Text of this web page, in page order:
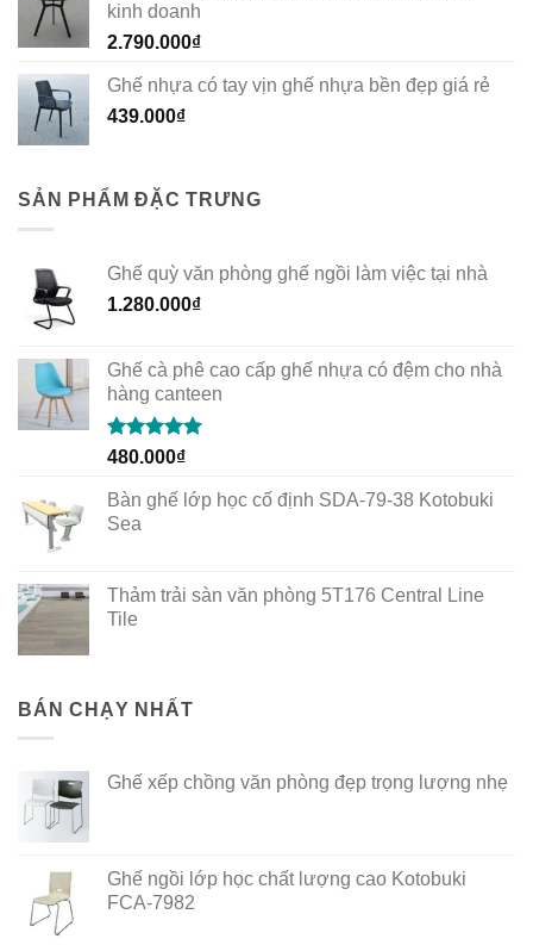
kinh doanh
2.790.000₫
Ghế nhựa có tay vịn ghế nhựa bền đẹp giá rẻ
439.000₫
SẢN PHẨM ĐẶC TRƯNG
Ghế quỳ văn phòng ghế ngồi làm việc tại nhà
1.280.000₫
Ghế cà phê cao cấp ghế nhựa có đệm cho nhà
hàng canteen
Rated5.00
480.000₫
Bàn ghế lớp học cố định SDA-79-38 Kotobuki
Sea
Thảm trải sàn văn phòng 5T176 Central Line
Tile
BÁN CHẠY NHẤT
Ghế xếp chồng văn phòng đẹp trọng lượng nhẹ
Ghế ngồi lớp học chất lượng cao Kotobuki
FCA-7982